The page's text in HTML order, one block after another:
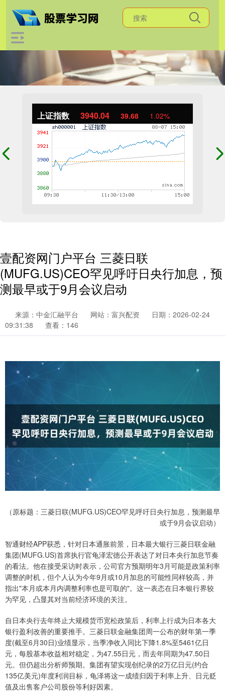
上证指数 3940.04 39.68 1.02%
壹配资网门户平台 三菱日联
(MUFG.US)CEO罕见呼吁日央行加息，预
测最早或于9月会议启动
来源：中金汇融平台 网站：富兴配资
日期：2026-02-24
09:31:38
查看：146
（原标题：三菱日联(MUFG.US)CEO罕见呼吁日央行加息，预测最早
或于9月会议启动）
智通财经APP获悉，针对日本通胀前景，日本最大银行三菱日联金融
集团(MUFG.US)首席执行官龟泽宏德公开表达了对日本央行加息节奏
的看法。他在接受采访时表示，公司官方预期明年3月可能是政策利率
调整的时机，但个人认为今年9月或10月加息的可能性同样较高，并
指出"本月或本月内调整利率也是可取的"。这一表态在日本银行界较
为罕见，凸显其对当前经济环境的关注。
自日本央行去年终止大规模货币宽松政策后，利率上行成为日本各大
银行盈利改善的重要推手。三菱日联金融集团周一公布的财年第一季
度(截至6月30日)业绩显示，当季净收入同比下降1.8%至5461亿日
元，每股基本收益相对稳定，为47.55日元，而去年同期为47.50日
元。但仍超出分析师预期。集团有望实现创纪录的2万亿日元(约合
135亿美元)年度利润目标，龟泽将这一成绩归因于利率上升、日元贬
值及出售客户公司股份等利好因素。